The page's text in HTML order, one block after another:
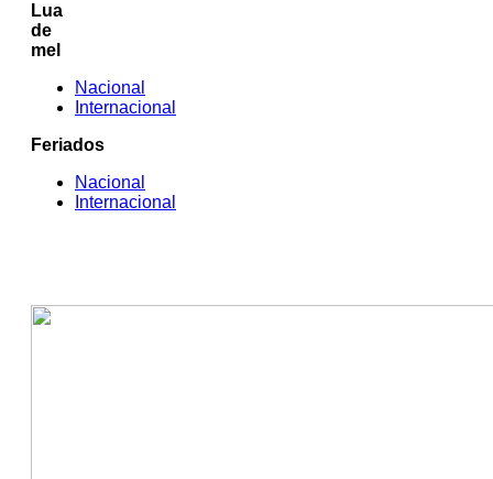
Lua
de
mel
Nacional
Internacional
Feriados
Nacional
Internacional